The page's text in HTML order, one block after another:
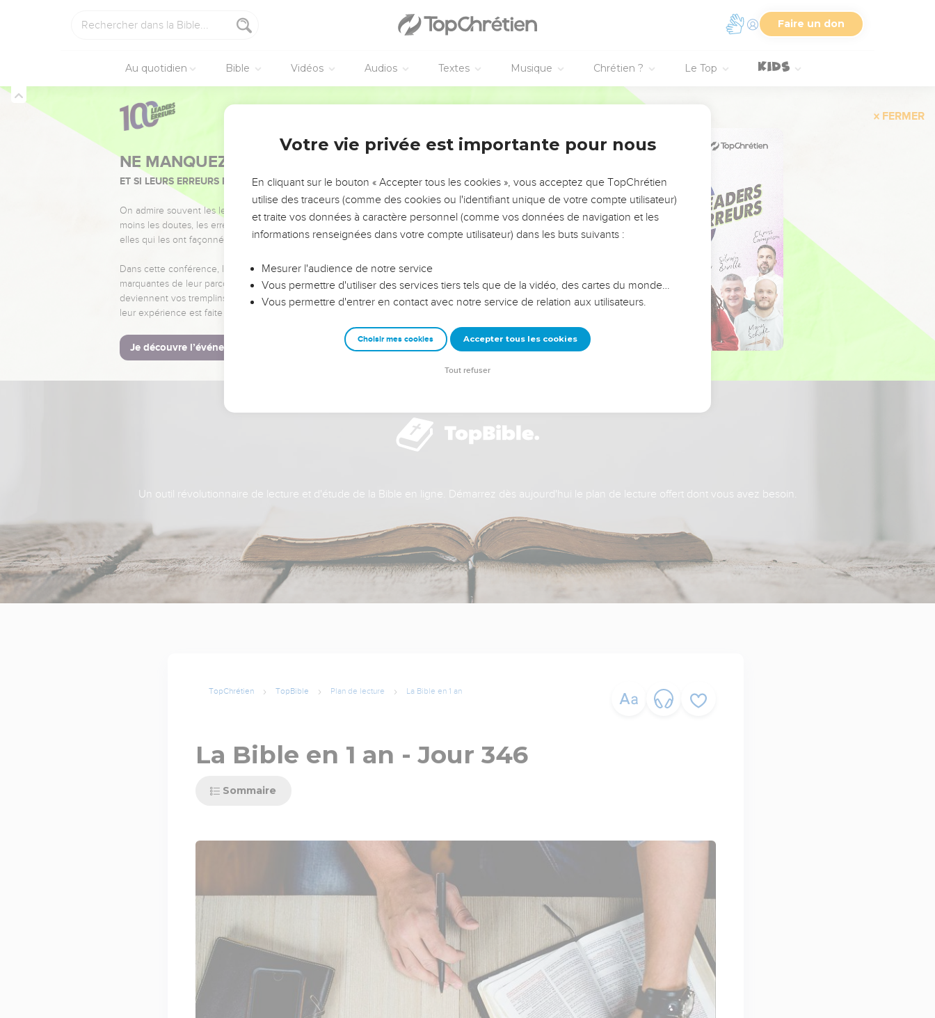
Faire un don
Au quotidien Bible Vidéos Audios Textes Musique Chrétien ? Le Top
FERMER
NE MANQUEZ PAS L’ÉVÉNEMENT DE L’ANNÉE !
ET SI LEURS ERREURS POUVAIENT VOUS ÉVITER LES VOTRES ?
On admire souvent les leaders pour leurs réussites, leur impact, leur foi ou leur vision. Mais on voit
moins les doutes, les erreurs et les saisons difficiles qu'ils ont traversés, alors même que ce sont
elles qui les ont façonnés.
Dans cette conférence, leaders, entrepreneurs, et responsables reviennent sur les erreurs
marquantes de leur parcours et les clés pour avancer avec plus de sagesse afin que leurs erreurs
deviennent vos tremplins. Que vous guidiez un ministère, une équipe, un groupe ou une famille,
leur expérience est faite pour vous.
Je découvre l’événement
Un outil révolutionnaire de lecture et d'étude de la Bible en ligne. Démarrez dès aujourd'hui le plan de lecture offert dont vous avez besoin.
TopChrétien TopBible Plan de lecture La Bible en 1 an
La Bible en 1 an - Jour 346
Sommaire
Votre vie privée est importante pour nous
En cliquant sur le bouton « Accepter tous les cookies », vous acceptez que TopChrétien
utilise des traceurs (comme des cookies ou l'identifiant unique de votre compte utilisateur)
et traite vos données à caractère personnel (comme vos données de navigation et les
informations renseignées dans votre compte utilisateur) dans les buts suivants :
Mesurer l'audience de notre service
Vous permettre d'utiliser des services tiers tels que de la vidéo, des cartes du monde…
Vous permettre d'entrer en contact avec notre service de relation aux utilisateurs.
Choisir mes cookies Accepter tous les cookies
Tout refuser